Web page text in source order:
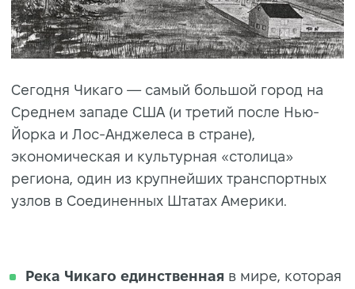
Сегодня Чикаго — самый большой город на
Среднем западе США (и третий после Нью-
Йорка и Лос-Анджелеса в стране),
экономическая и культурная «столица»
региона, один из крупнейших транспортных
узлов в Соединенных Штатах Америки.
Река Чикаго единственная в мире, которая